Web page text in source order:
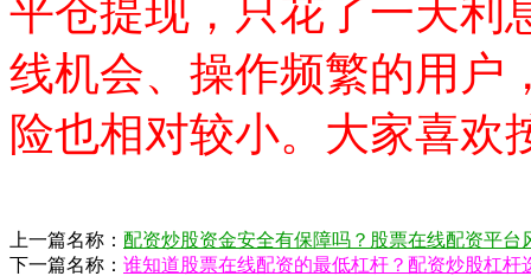
平仓提现，只花了一天利
线机会、操作频繁的用户
险也相对较小。大家喜欢
上一篇名称： 配资炒股资金安全有保障吗？股票在线配资平台
下一篇名称： 谁知道股票在线配资的最低杠杆？配资炒股杠杆